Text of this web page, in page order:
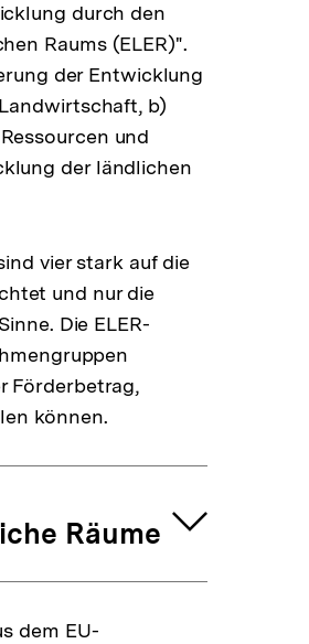
durch den
Raums (ELER)".
der Entwicklung
b)
und
der ländlichen
vier stark auf die
und nur die
Die ELER-
Förderbetrag,
können.
Räume
dem EU-